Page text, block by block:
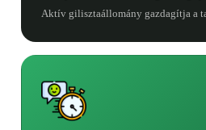
Aktív gilisztaállomány gazdagítja a